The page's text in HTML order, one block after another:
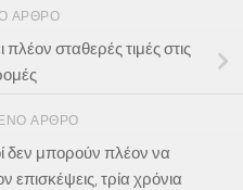
ΆΡΘΡΟ
σταθερές τιμές στις
ΆΡΘΡΟ
δεν μπορούν πλέον να
επισκέψεις, τρία χρόνια